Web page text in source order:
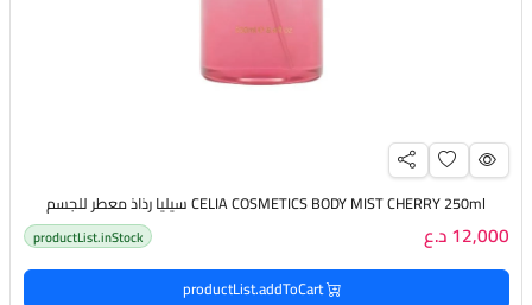
CELIA COSMETICS BODY MIST CHERRY 250ml سيليا رذاذ معطر للجسم
12,000 د.ع productList.inStock
productList.addToCart